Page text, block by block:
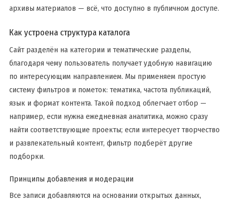
архивы материалов — всё, что доступно в публичном доступе.
Как устроена структура каталога
Сайт разделён на категории и тематические разделы,
благодаря чему пользователь получает удобную навигацию
по интересующим направлением. Мы применяем простую
систему фильтров и пометок: тематика, частота публикаций,
язык и формат контента. Такой подход облегчает отбор —
например, если нужна ежедневная аналитика, можно сразу
найти соответствующие проекты; если интересует творчество
и развлекательный контент, фильтр подберёт другие
подборки.
Принципы добавления и модерации
Все записи добавляются на основании открытых данных,